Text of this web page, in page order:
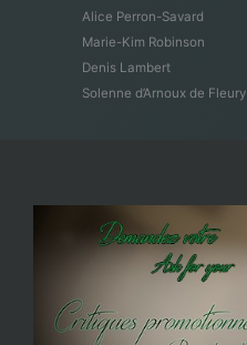
Alice Perron-Savard
Marie-Kim Robinson
Denis Lambert
Solenne d’Arnoux de Fleury